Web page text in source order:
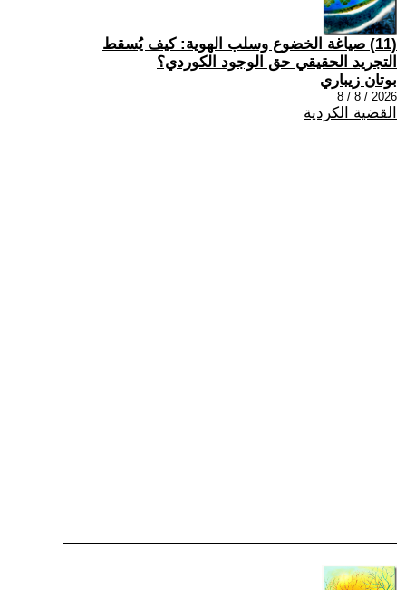
(11) صياغة الخضوع وسلب الهوية: كيف يُسقط
التجريد الحقيقي حق الوجود الكوردي؟
بوتان زيباري
2026 / 8 / 8
القضية الكردية